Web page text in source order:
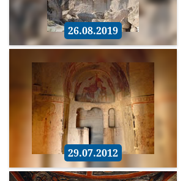
26.08.2019
29.07.2012